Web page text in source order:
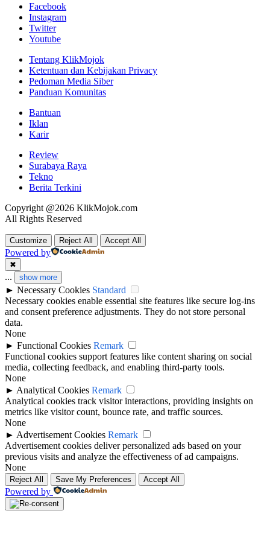
Facebook
Instagram
Twitter
Youtube
Tentang KlikMojok
Ketentuan dan Kebijakan Privacy
Pedoman Media Siber
Panduan Komunitas
Bantuan
Iklan
Karir
Review
Surabaya Raya
Tekno
Berita Terkini
Copyright @2026 KlikMojok.com
All Rights Reserved
Customize Reject All Accept All
Powered by
✖
... show more
► Necessary Cookies Standard
Necessary cookies enable essential site features like secure log-ins
and consent preference adjustments. They do not store personal
data.
None
► Functional Cookies Remark
Functional cookies support features like content sharing on social
media, collecting feedback, and enabling third-party tools.
None
► Analytical Cookies Remark
Analytical cookies track visitor interactions, providing insights on
metrics like visitor count, bounce rate, and traffic sources.
None
► Advertisement Cookies Remark
Advertisement cookies deliver personalized ads based on your
previous visits and analyze the effectiveness of ad campaigns.
None
Reject All Save My Preferences Accept All
Powered by